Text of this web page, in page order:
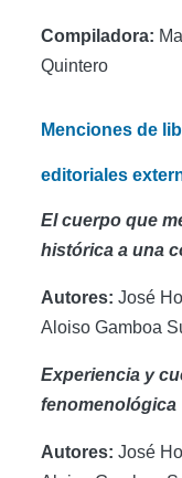
Compiladora:
Quintero
Menciones de
editoriales
El cuerpo que
histórica a una
Autores: José
Aloiso Gamboa
Experiencia y
fenomenológica
Autores: José